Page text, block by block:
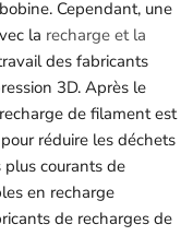
Cependant, une
la recharge et la
des fabricants
3D. Après le
de filament est
réduire les déchets
plus courants de
en recharge
de recharges de